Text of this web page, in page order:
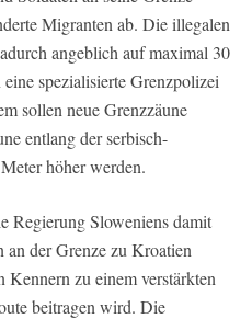
Migranten ab. Die illegalen
angeblich auf maximal 30
spezialisierte Grenzpolizei
sollen neue Grenzzäune
entlang der serbisch-
höher werden.
Regierung Sloweniens damit
an der Grenze zu Kroatien
Kennern zu einem verstärkten
beitragen wird. Die